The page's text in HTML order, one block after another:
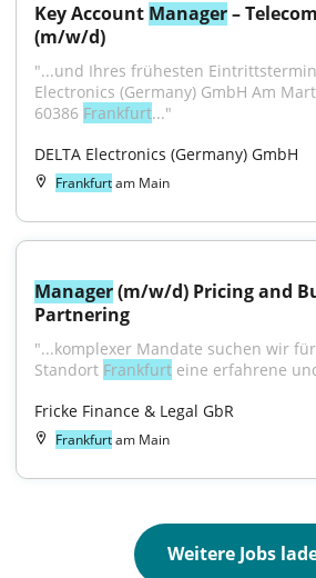
Key Account Manager –
(m/w/d)
"...und Ihres frühesten
Electronics (Germany) GmbH Am
60386 Frankfurt..."
DELTA Electronics (Germany) GmbH
Frankfurtam Main
Manager (m/w/d) Pricing and
Partnering
"...komplexer Mandate suchen wir
Standort Frankfurt eine erfahrene
Fricke Finance & Legal GbR
Frankfurtam Main
Weitere Jobs